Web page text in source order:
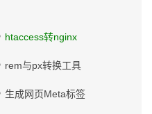
htaccess转nginx
rem与px转换工具
生成网页Meta标签